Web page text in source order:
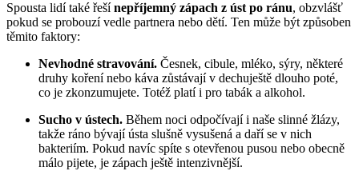
Spousta lidí také řeší nepříjemný zápach z úst po ránu, obzvlášť
pokud se probouzí vedle partnera nebo dětí. Ten může být způsoben
těmito faktory:
Nevhodné stravování. Česnek, cibule, mléko, sýry, některé
druhy koření nebo káva zůstávají v dechuještě dlouho poté,
co je zkonzumujete. Totéž platí i pro tabák a alkohol.
Sucho v ústech. Během noci odpočívají i naše slinné žlázy,
takže ráno bývají ústa slušně vysušená a daří se v nich
bakteriím. Pokud navíc spíte s otevřenou pusou nebo obecně
málo pijete, je zápach ještě intenzivnější.